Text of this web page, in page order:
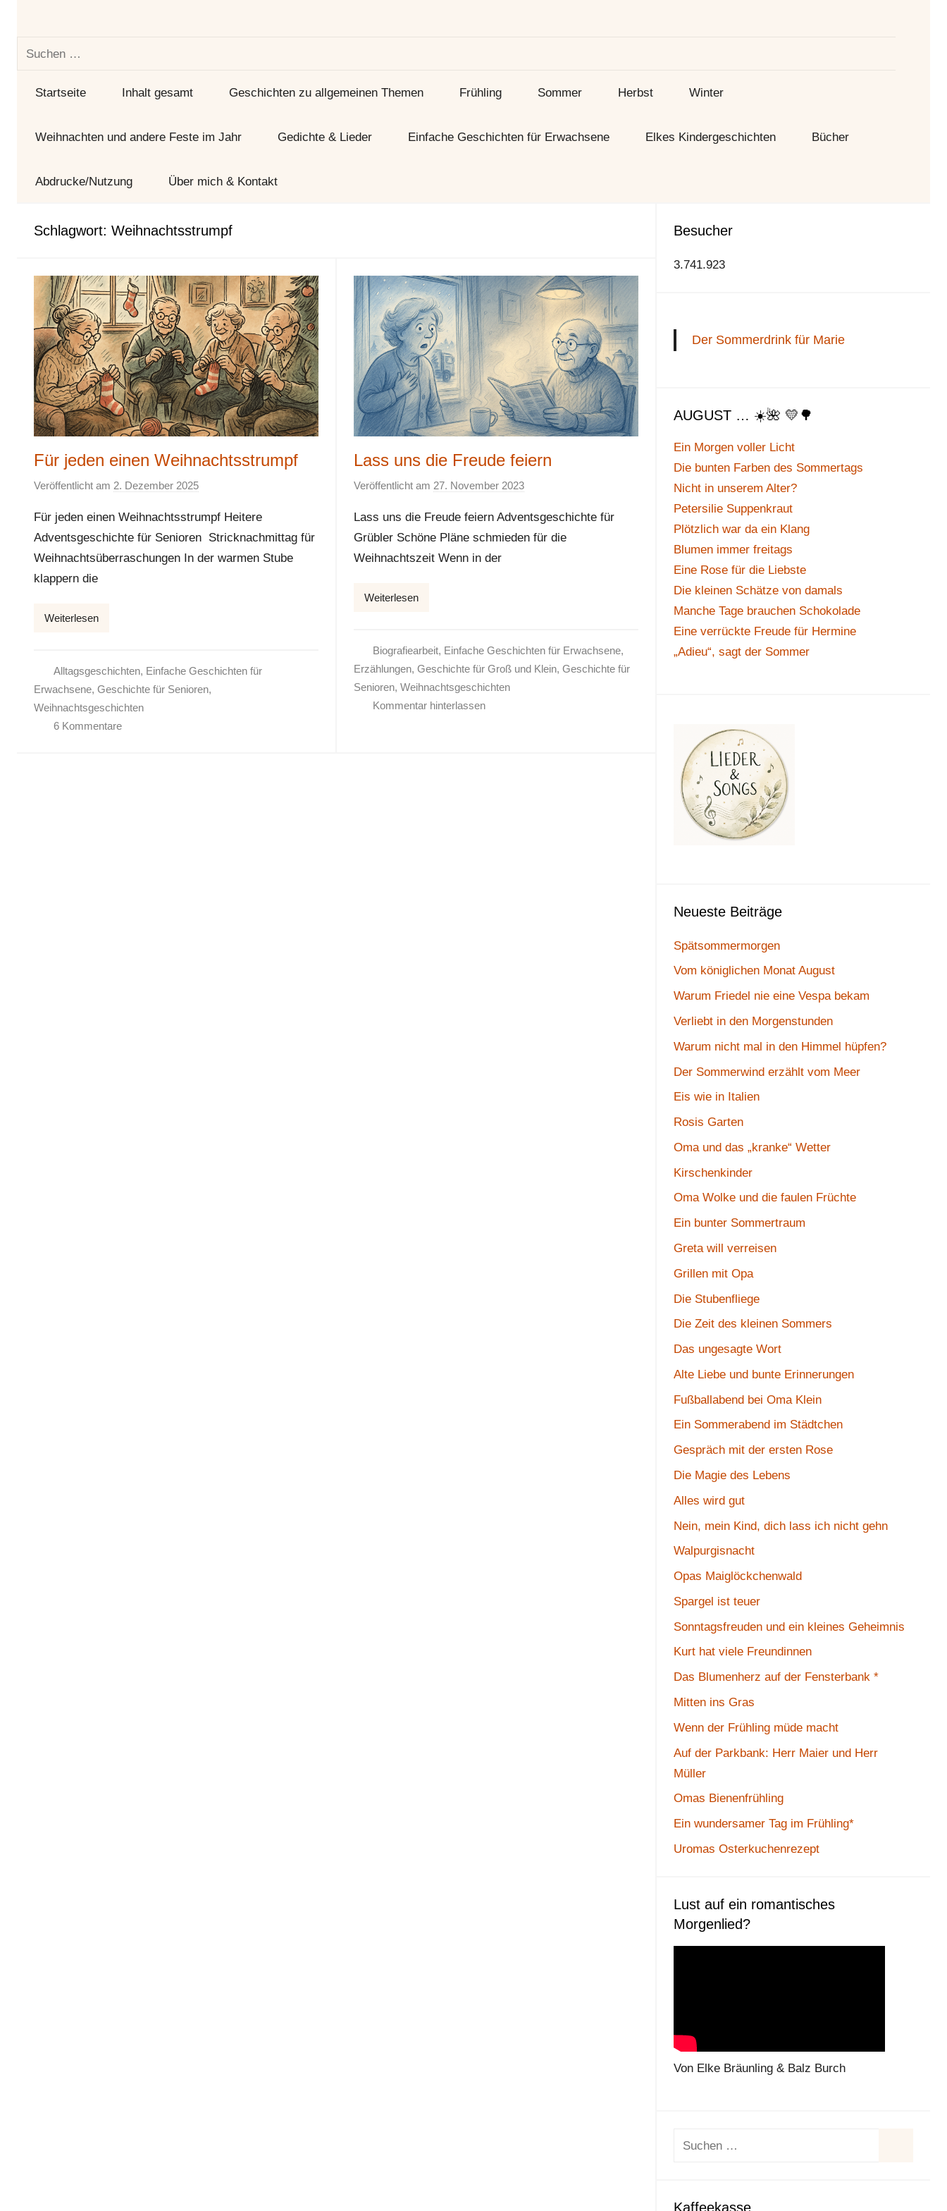
Suchen
Startseite
Inhalt gesamt Geschichten zu allgemeinen Themen Frühling Sommer Herbst Winter
Weihnachten und andere Feste im Jahr Gedichte & Lieder Einfache Geschichten für Erwachsene Elkes Kindergeschichten Bücher
Abdrucke/Nutzung Über mich & Kontakt
Schlagwort: Weihnachtsstrumpf
Für jeden einen Weihnachtsstrumpf
Veröffentlicht am 2. Dezember 2025
n
E
l
Für jeden einen Weihnachtsstrumpf Heitere
Adventsgeschichte für Senioren Stricknachmittag für
Weihnachtsüberraschungen In der warmen Stube
klappern die
Weiterlesen
Alltagsgeschichten, Einfache Geschichten für
Erwachsene, Geschichte für Senioren,
Weihnachtsgeschichten
6 Kommentare
Lass uns die Freude feiern
Veröffentlicht am 27. November 2023v
n
E
Lass uns die Freude feiern Adventsgeschichte für
Grübler Schöne Pläne schmieden für die
Weihnachtszeit Wenn in der
Weiterlesen
Biografiearbeit, Einfache Geschichten für Erwachsene,
Erzählungen, Geschichte für Groß und Klein, Geschichte für
Senioren, Weihnachtsgeschichten
Kommentar hinterlassen
Besucher
3.741.923
Der Sommerdrink für Marie
AUGUST … ☀️🌺 💛🌳
Ein Morgen voller Licht
Die bunten Farben des Sommertags
Nicht in unserem Alter?
Petersilie Suppenkraut
Plötzlich war da ein Klang
Blumen immer freitags
Eine Rose für die Liebste
Die kleinen Schätze von damals
Manche Tage brauchen Schokolade
Eine verrückte Freude für Hermine
„Adieu“, sagt der Sommer
Neueste Beiträge
Spätsommermorgen
Vom königlichen Monat August
Warum Friedel nie eine Vespa bekam
Verliebt in den Morgenstunden
Warum nicht mal in den Himmel hüpfen?
Der Sommerwind erzählt vom Meer
Eis wie in Italien
Rosis Garten
Oma und das „kranke“ Wetter
Kirschenkinder
Oma Wolke und die faulen Früchte
Ein bunter Sommertraum
Greta will verreisen
Grillen mit Opa
Die Stubenfliege
Die Zeit des kleinen Sommers
Das ungesagte Wort
Alte Liebe und bunte Erinnerungen
Fußballabend bei Oma Klein
Ein Sommerabend im Städtchen
Gespräch mit der ersten Rose
Die Magie des Lebens
Alles wird gut
Nein, mein Kind, dich lass ich nicht gehn
Walpurgisnacht
Opas Maiglöckchenwald
Spargel ist teuer
Sonntagsfreuden und ein kleines Geheimnis
Kurt hat viele Freundinnen
Das Blumenherz auf der Fensterbank *
Mitten ins Gras
Wenn der Frühling müde macht
Auf der Parkbank: Herr Maier und Herr
Müller
Omas Bienenfrühling
Ein wundersamer Tag im Frühling*
Uromas Osterkuchenrezept
Lust auf ein romantisches
Morgenlied?
Von Elke Bräunling & Balz Burch
Suchen
Kaffeekasse